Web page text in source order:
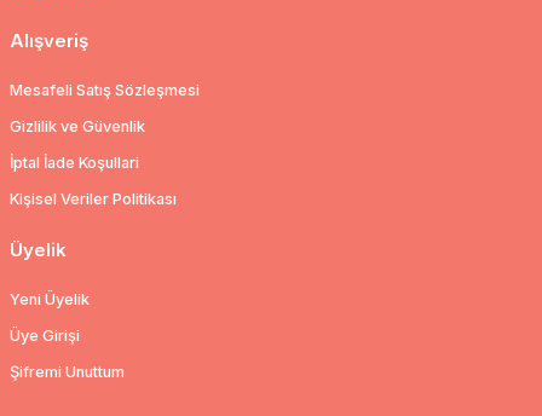
Alışveriş
Mesafeli Satış Sözleşmesi
Gizlilik ve Güvenlik
İptal İade Koşullari
Kişisel Veriler Politikası
Üyelik
Yeni Üyelik
Üye Girişi
Şifremi Unuttum